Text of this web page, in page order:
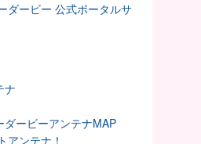
ダービー 公式ポータルサ
ナ
ダービーアンテナMAP
アンテナ！